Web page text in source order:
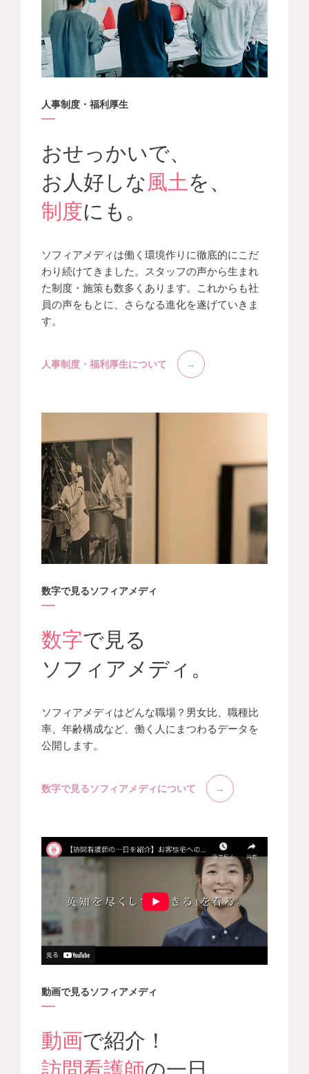
人事制度・福利厚生
おせっかいで、
お人好しな風土 を、
制度にも。
ソフィアメディは働く環境作りに徹底的にこだ
わり続けてきました。スタッフの声から生まれ
た制度・施策も数多くあります。これからも社
員の声をもとに、さらなる進化を遂げていきま
す。
人事制度・福利厚生について
数字で見るソフィアメディ
数字で見る
ソフィアメディ。
ソフィアメディはどんな職場？男女比、職種比
率、年齢構成など、働く人にまつわるデータを
公開します。
数字で見るソフィアメディについて
動画で見るソフィアメディ
動画で紹介！